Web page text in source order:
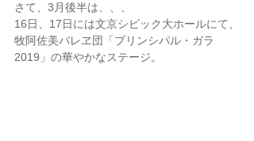
さて、3月後半は、、、
16日、17日には文京シビック大ホールにて、
牧阿佐美バレヱ団「プリンシパル・ガラ
2019」の華やかなステージ。